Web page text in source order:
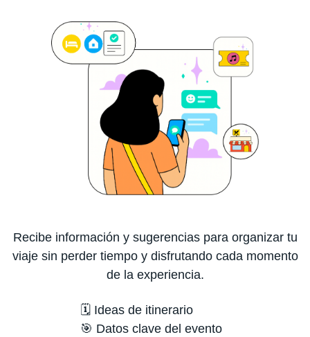
Recibe información y sugerencias para organizar tu
viaje sin perder tiempo y disfrutando cada momento
de la experiencia.
🗓️ Ideas de itinerario
🎯 Datos clave del evento